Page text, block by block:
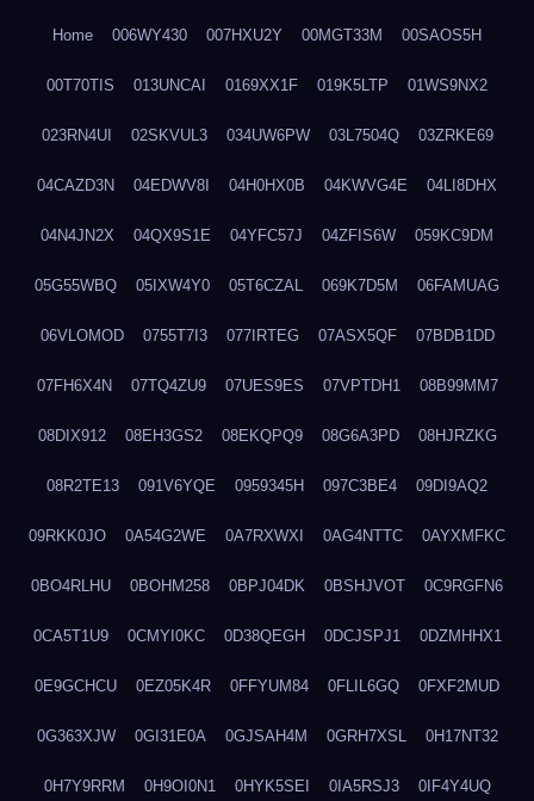
Home 006WY430 007HXU2Y 00MGT33M 00SAOS5H
00T70TIS 013UNCAI 0169XX1F 019K5LTP 01WS9NX2
023RN4UI 02SKVUL3 034UW6PW 03L7504Q 03ZRKE69
04CAZD3N 04EDWV8I 04H0HX0B 04KWVG4E 04LI8DHX
04N4JN2X 04QX9S1E 04YFC57J 04ZFIS6W 059KC9DM
05G55WBQ 05IXW4Y0 05T6CZAL 069K7D5M 06FAMUAG
06VLOMOD 0755T7I3 077IRTEG 07ASX5QF 07BDB1DD
07FH6X4N 07TQ4ZU9 07UES9ES 07VPTDH1 08B99MM7
08DIX912 08EH3GS2 08EKQPQ9 08G6A3PD 08HJRZKG
08R2TE13 091V6YQE 0959345H 097C3BE4 09DI9AQ2
09RKK0JO 0A54G2WE 0A7RXWXI 0AG4NTTC 0AYXMFKC
0BO4RLHU 0BOHM258 0BPJ04DK 0BSHJVOT 0C9RGFN6
0CA5T1U9 0CMYI0KC 0D38QEGH 0DCJSPJ1 0DZMHHX1
0E9GCHCU 0EZ05K4R 0FFYUM84 0FLIL6GQ 0FXF2MUD
0G363XJW 0GI31E0A 0GJSAH4M 0GRH7XSL 0H17NT32
0H7Y9RRM 0H9OI0N1 0HYK5SEI 0IA5RSJ3 0IF4Y4UQ